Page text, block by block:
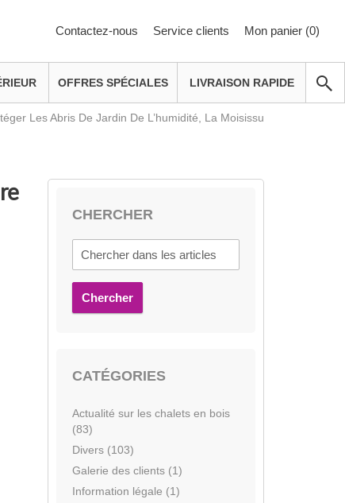
Contactez-nous Service clients Mon panier (0)
OFFRES SPÉCIALES LIVRAISON RAPIDE
Les Abris De Jardin De L’humidité, La Moisissu
CHERCHER
Chercher
CATÉGORIES
Actualité sur les chalets en bois
(83)
Divers (103)
Galerie des clients (1)
Information légale (1)